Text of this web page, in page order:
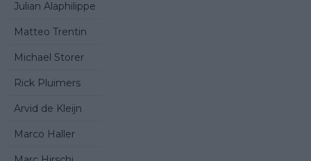
Julian Alaphilippe
Matteo Trentin
Michael Storer
Rick Pluimers
Arvid de Kleijn
Marco Haller